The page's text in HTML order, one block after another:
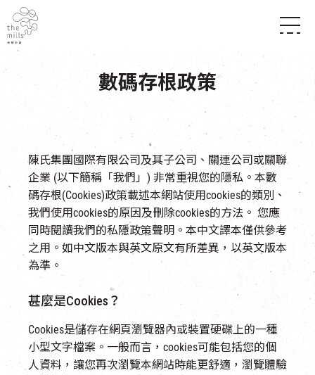
活動場地
活動
所有活動
世界之約
展覽
導賞團
體驗
景點
活化與保育
走進南豐紗廠
CHAT六廠
南豐作坊
其他體驗
到訪我們
開放時間及位置
穿梭巴士服務
停車場
EN|簡
數碼存根政策
陳氏集團國際有限公司及其子公司、關連公司或關聯
企業 (以下簡稱「我們」) 非常重視您的隱私。本數
碼存根(Cookies)政策載述本網站使用cookies的類別、
我們使用cookies的原因及刪除cookies的方法。 您應
同時閱讀我們的私隱政策聲明。本中文譯本僅供參考
之用。如中文版本與英文原文有所差異，以英文版本
為準。
甚麼是Cookies？
Cookies是儲存在網頁瀏覽器內或裝置硬碟上的一種
小型文字檔案。一般而言，cookies可能包括您的個
人資料，讓您再次瀏覽本網站時能更舒適，瀏覽體驗